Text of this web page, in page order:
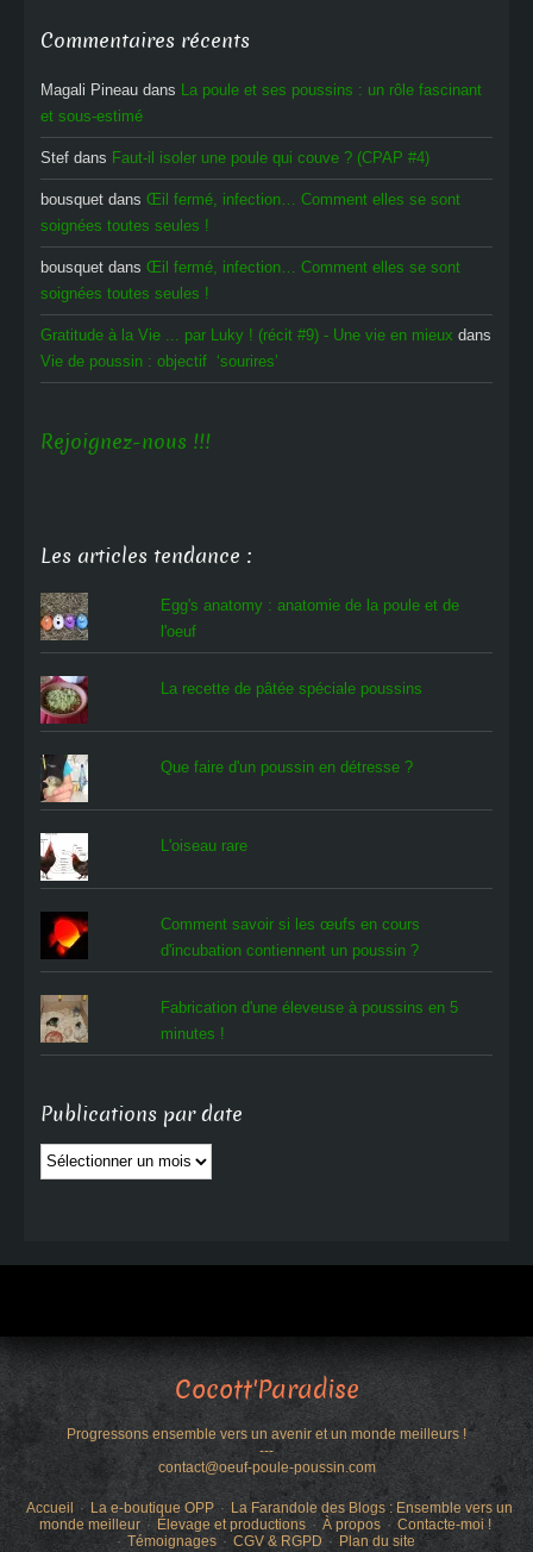
Commentaires récents
Magali Pineau dans La poule et ses poussins : un rôle fascinant
et sous-estimé
Stef dans Faut-il isoler une poule qui couve ? (CPAP #4)
bousquet dans Œil fermé, infection… Comment elles se sont
soignées toutes seules !
bousquet dans Œil fermé, infection… Comment elles se sont
soignées toutes seules !
Gratitude à la Vie ... par Luky ! (récit #9) - Une vie en mieux dans
Vie de poussin : objectif ‘sourires’
Rejoignez-nous !!!
Les articles tendance :
Egg's anatomy : anatomie de la poule et de
l'oeuf
La recette de pâtée spéciale poussins
Que faire d'un poussin en détresse ?
L'oiseau rare
Comment savoir si les œufs en cours
d'incubation contiennent un poussin ?
Fabrication d'une éleveuse à poussins en 5
minutes !
Publications par date
Publications
par
Cocott'Paradise
Progressons ensemble vers un avenir et un monde meilleurs !
---
contact@oeuf-poule-poussin.com
Accueil La e-boutique OPP
La Farandole des Blogs : Ensemble vers un
monde meilleur
Élevage et productions À propos
Contacte-moi !
Témoignages
CGV & RGPD Plan du site